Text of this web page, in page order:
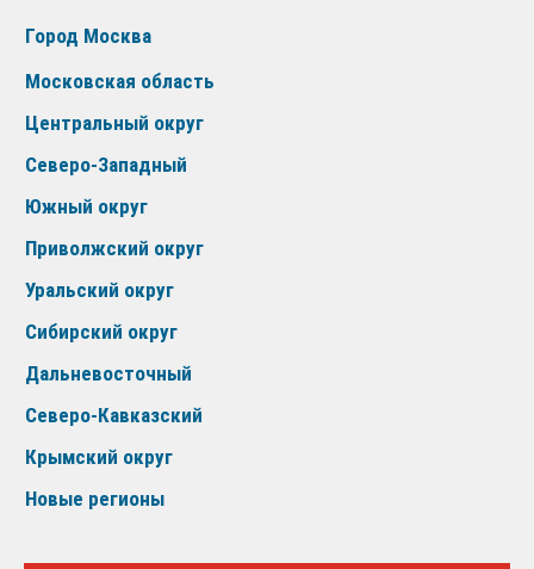
Город Москва
Московская область
Центральный округ
Северо-Западный
Южный округ
Приволжский округ
Уральский округ
Сибирский округ
Дальневосточный
Северо-Кавказский
Крымский округ
Новые регионы